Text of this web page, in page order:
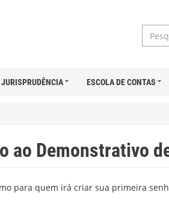
ESCOLA DE CONTAS
ao Demonstrativo
para quem irá criar sua primeira